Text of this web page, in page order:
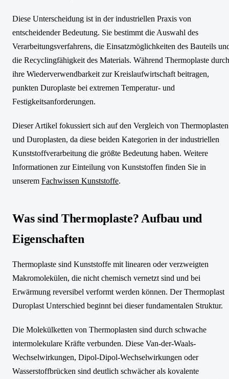
Diese Unterscheidung ist in der industriellen Praxis von
entscheidender Bedeutung. Sie bestimmt die Auswahl des
Verarbeitungsverfahrens, die Einsatzmöglichkeiten des Bauteils
die Recyclingfähigkeit des Materials. Während Thermoplaste durch
ihre Wiederverwendbarkeit zur Kreislaufwirtschaft beitragen,
punkten Duroplaste bei extremen Temperatur- und
Festigkeitsanforderungen.
Dieser Artikel fokussiert sich auf den Vergleich von Thermoplasten
und Duroplasten, da diese beiden Kategorien in der industriellen
Kunststoffverarbeitung die größte Bedeutung haben. Weitere
Informationen zur Einteilung von Kunststoffen finden Sie in
unserem Fachwissen Kunststoffe.
Was sind Thermoplaste? Aufbau und
Eigenschaften
Thermoplaste sind Kunststoffe mit linearen oder verzweigten
Makromolekülen, die nicht chemisch vernetzt sind und bei
Erwärmung reversibel verformt werden können. Der Thermoplast
Duroplast Unterschied beginnt bei dieser fundamentalen Struktur.
Die Molekülketten von Thermoplasten sind durch schwache
intermolekulare Kräfte verbunden. Diese Van-der-Waals-
Wechselwirkungen, Dipol-Dipol-Wechselwirkungen oder
Wasserstoffbrücken sind deutlich schwächer als kovalente